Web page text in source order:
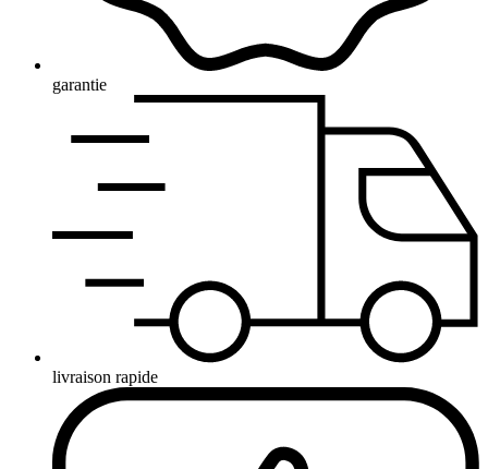
garantie
livraison rapide